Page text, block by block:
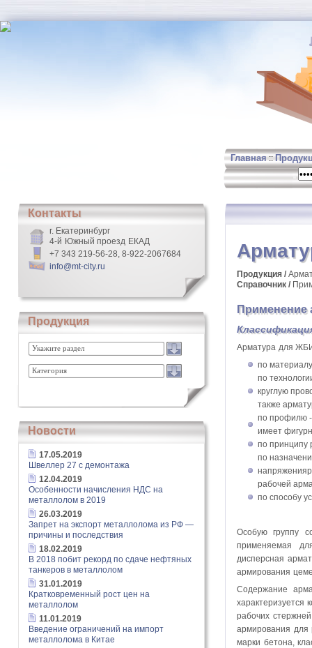
Главная::
Контакты
г. Екатеринбург
4-й Южный проезд ЕКАД
+7 343 219-56-28, 8-922-2067684
info@mt-city.ru
Продукция
Укажите раздел
Категория
Новости
17.05.2019
Швеллер 27 с демонтажа
12.04.2019
Особенности начисления НДС на
металлолом в 2019
26.03.2019
Запрет на экспорт металлолома из РФ —
причины и последствия
18.02.2019
В 2018 побит рекорд по сдаче нефтяных
танкеров в металлолом
31.01.2019
Кратковременный рост цен на
металлолом
11.01.2019
Введение ограничений на импорт
металлолома в Китае
Продукция /
Справочник /
Арматура для
по
по
круглую
также
по профилю -
имеет
по принципу
по
рабочей
по способу
Особую группу
применяемая
дисперсная
армирования
Содержание
рабочих
армирования для
марки бетона,